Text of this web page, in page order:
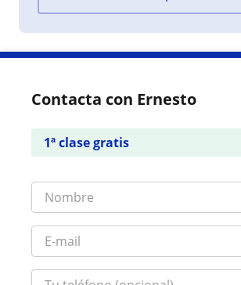
Contacta con Ernesto
1ª clase gratis